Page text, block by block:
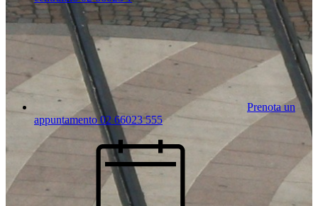
Prenota un
appuntamento 02 66023 555